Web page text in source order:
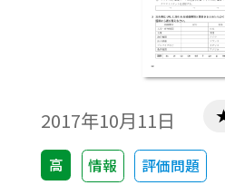
2017年10月11日
高 情報 評価問題